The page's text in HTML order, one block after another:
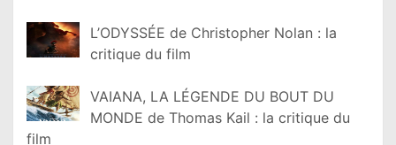
L’ODYSSÉE de Christopher Nolan : la
critique du film
VAIANA, LA LÉGENDE DU BOUT DU
MONDE de Thomas Kail : la critique du
film